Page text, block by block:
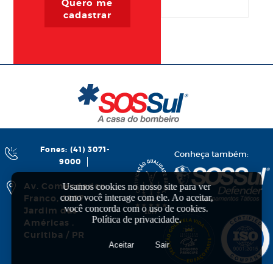
Quero me
cadastrar
Fones: (41) 3071-
9000
Av. Comendador
Franco, 2267 -
Jardim das
Américas .
Curitiba / PR
Conheça também:
Usamos cookies no nosso site para ver
como você interage com ele. Ao aceitar,
você concorda com o uso de cookies.
Política de privacidade.
Aceitar Sair